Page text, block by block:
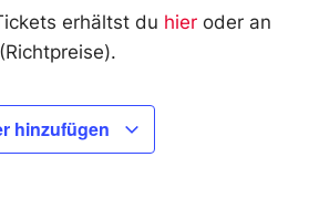
erhältst du hier oder an
hinzufügen